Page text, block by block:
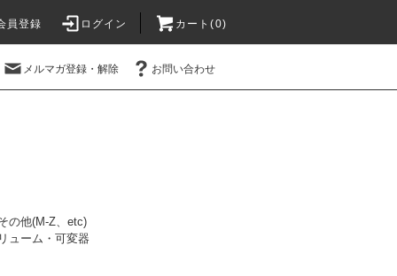
員登録 ログイン カート(0)
メルマガ登録・解除 お問い合わせ
の他(M-Z、etc)
ューム・可変器